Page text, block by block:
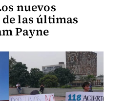
nuevos
las últimas
Payne